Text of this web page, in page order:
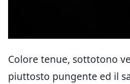
Colore tenue, sottotono
piuttosto pungente ed il